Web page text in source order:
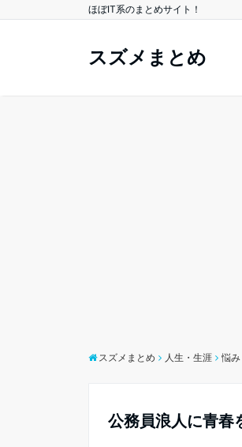
ほぼIT系のまとめサイト！
スズメまとめ
スズメまとめ 人生・生涯 悩
公務員浪人に青春